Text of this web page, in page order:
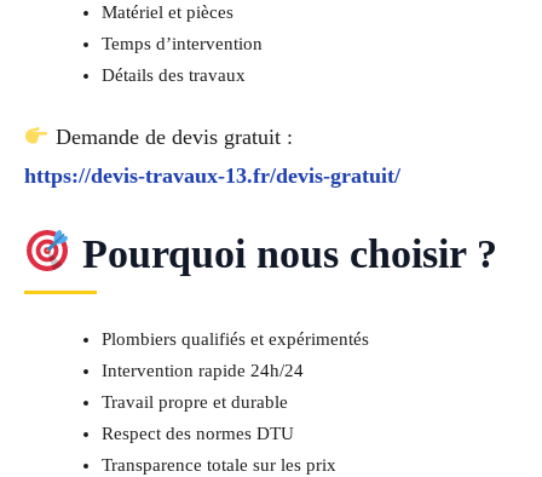
Matériel et pièces
Temps d’intervention
Détails des travaux
Demande de devis gratuit :
https://devis-travaux-13.fr/devis-gratuit/
Pourquoi nous choisir ?
Plombiers qualifiés et expérimentés
Intervention rapide 24h/24
Travail propre et durable
Respect des normes DTU
Transparence totale sur les prix